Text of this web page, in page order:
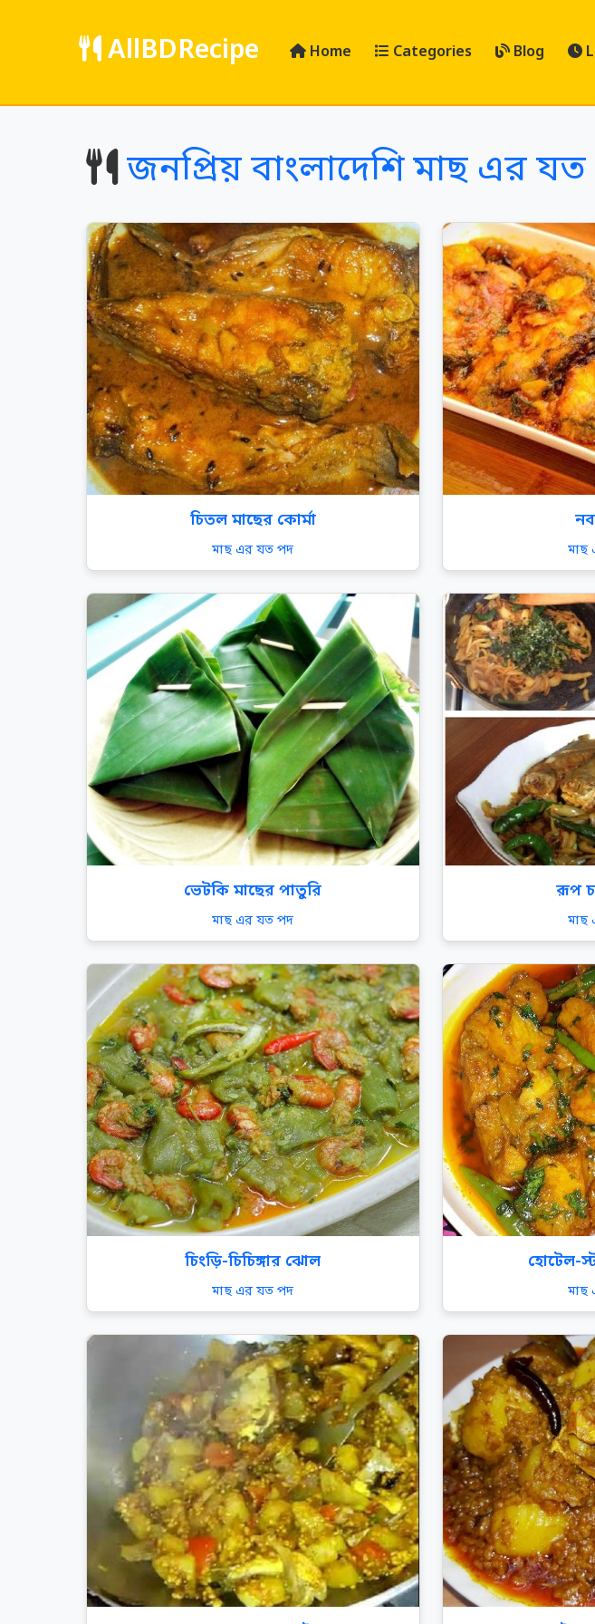
AllBDRecipe Home Categories Blog
জনপ্রিয় বাংলাদেশি মাছ এর
চিতল মাছের কোর্মা
মাছ এর যত পদ মাছ
ভেটকি মাছের পাতুরি
মাছ এর যত পদ
রূপ
মাছ
চিংড়ি-চিচিঙ্গার ঝোল
মাছ এর যত পদ
হোটেল-
মাছ